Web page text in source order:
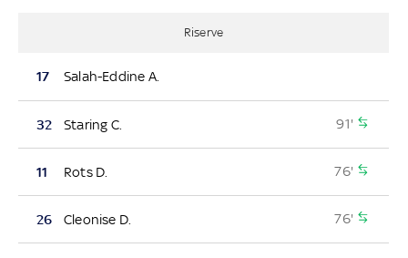
Riserve
17 Salah-Eddine A.
32 Staring C. 91'
11 Rots D. 76'
26 Cleonise D. 76'